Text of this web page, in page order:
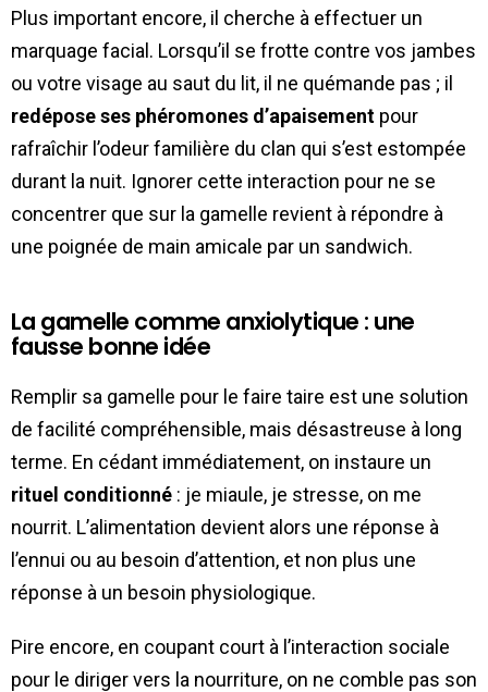
Plus important encore, il cherche à effectuer un
marquage facial. Lorsqu’il se frotte contre vos jambes
ou votre visage au saut du lit, il ne quémande pas ; il
redépose ses phéromones d’apaisement pour
rafraîchir l’odeur familière du clan qui s’est estompée
durant la nuit. Ignorer cette interaction pour ne se
concentrer que sur la gamelle revient à répondre à
une poignée de main amicale par un sandwich.
La gamelle comme anxiolytique : une
fausse bonne idée
Remplir sa gamelle pour le faire taire est une solution
de facilité compréhensible, mais désastreuse à long
terme. En cédant immédiatement, on instaure un
rituel conditionné : je miaule, je stresse, on me
nourrit. L’alimentation devient alors une réponse à
l’ennui ou au besoin d’attention, et non plus une
réponse à un besoin physiologique.
Pire encore, en coupant court à l’interaction sociale
pour le diriger vers la nourriture, on ne comble pas son